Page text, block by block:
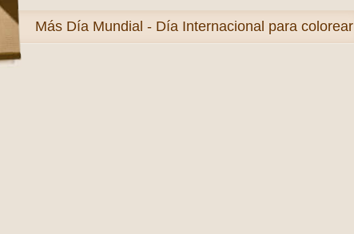
Más Día Mundial - Día Internacional para colorear